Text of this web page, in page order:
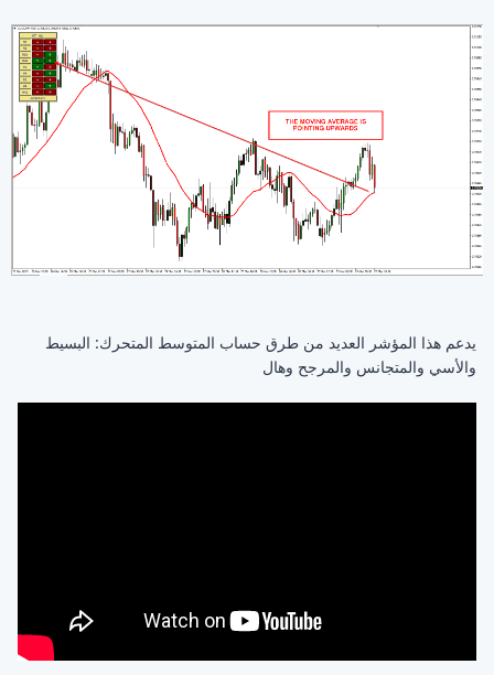
يدعم هذا المؤشر العديد من طرق حساب المتوسط المتحرك: البسيط
والأسي والمتجانس والمرجح وهال